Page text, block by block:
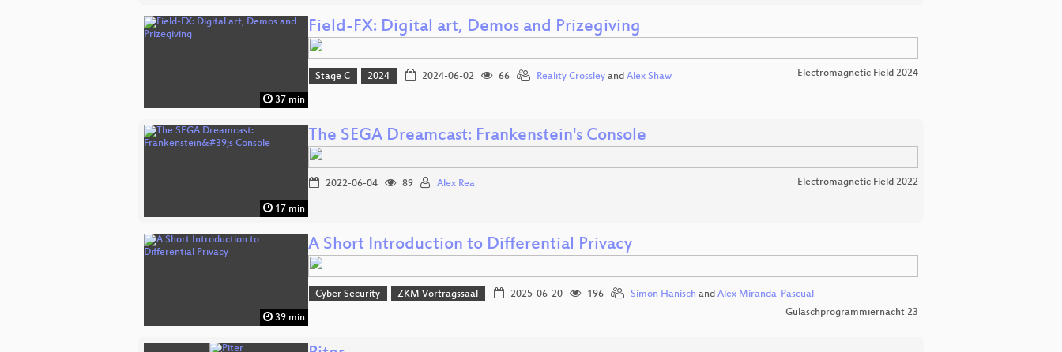
37 min
Field-FX: Digital art, Demos and Prizegiving
Stage C 2024 2024-06-02 66 Reality Crossleyand Alex Shaw Electromagnetic Field 2024
17 min
The SEGA Dreamcast: Frankenstein's Console
2022-06-04 89 Alex Rea Electromagnetic Field 2022
39 min
A Short Introduction to Differential Privacy
Cyber Security ZKM Vortragssaal 2025-06-20 196 Simon Hanisch and Alex Miranda-Pascual
Gulaschprogrammiernacht 23